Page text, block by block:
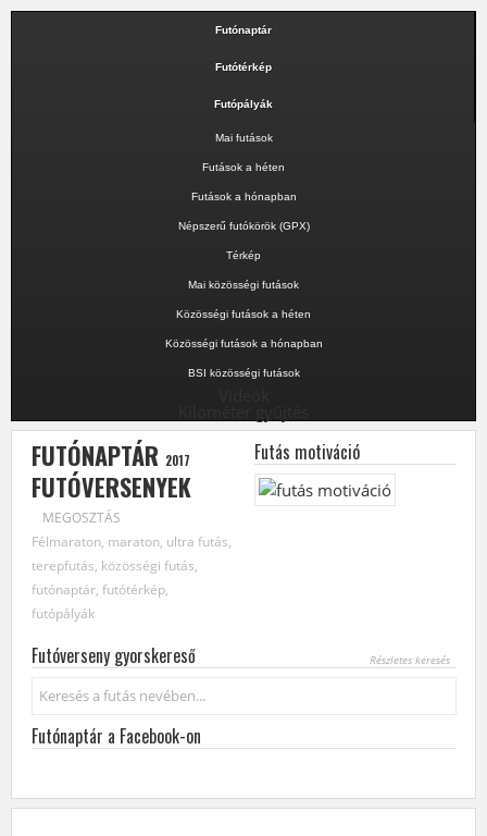
Futónaptár
Futótérkép
Futópályák
Mai futások
Futások a héten
Futások a hónapban
Népszerű futókörök (GPX)
Térkép
Mai közösségi futások
Közösségi futások a héten
Közösségi futások a hónapban
BSI közösségi futások
FUTÓNAPTÁR 2017
FUTÓVERSENYEK
MEGOSZTÁS
Félmaraton, maraton, ultra futás,
terepfutás, közösségi futás,
futónaptár, futótérkép,
futópályák
Futás motiváció
Futóverseny gyorskereső
Keresés...
Részletes keresés
Futónaptár a Facebook-on